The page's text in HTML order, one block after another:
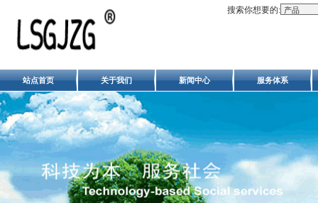
搜索你想要的:
站点首页 关于我们 新闻中心 服务体系